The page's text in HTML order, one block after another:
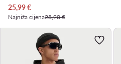
Trenutna cijena
25,99€
Najniža cijena28,90 €